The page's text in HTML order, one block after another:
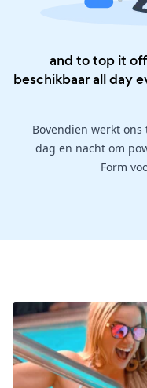
and to top it
beschikbaar all day
Bovendien werkt
dag en nacht om
Form